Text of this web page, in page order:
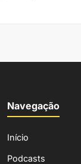
Navegação
Início
Podcasts